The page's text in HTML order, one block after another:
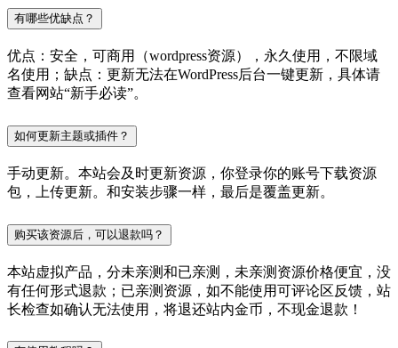
有哪些优缺点？
优点：安全，可商用（wordpress资源），永久使用，不限域
名使用；缺点：更新无法在WordPress后台一键更新，具体请
查看网站“新手必读”。
如何更新主题或插件？
手动更新。本站会及时更新资源，你登录你的账号下载资源
包，上传更新。和安装步骤一样，最后是覆盖更新。
购买该资源后，可以退款吗？
本站虚拟产品，分未亲测和已亲测，未亲测资源价格便宜，没
有任何形式退款；已亲测资源，如不能使用可评论区反馈，站
长检查如确认无法使用，将退还站内金币，不现金退款！